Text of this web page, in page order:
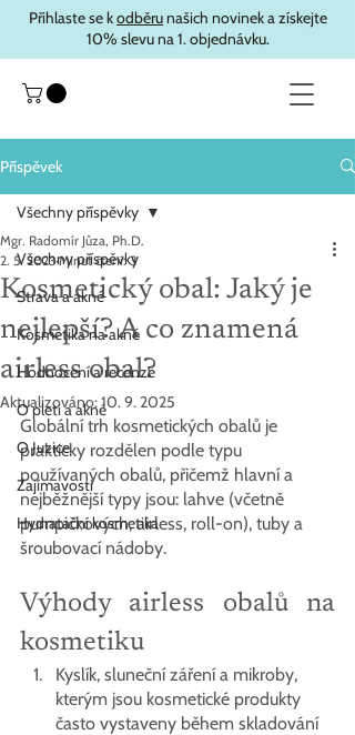
Přihlaste se kodběrunašich novinek a získejte
10% slevu na 1. objednávku.
Příspěvek
Všechny příspěvky
Strava a akné
Kosmetika na akné
Hodnocení a recenze
O pleti a akné
O Juzice
Zajímavosti
Hydratační kosmetika
Všechny příspěvky
Kosmetický obal: Jaký je
nejlepší? A co znamená
airless obal?
Mgr. Radomír Jůza, Ph.D.
2. 5. 2023 Minut čtení: 3
Aktualizováno:10. 9. 2025
Globální trh kosmetických obalů je
prakticky rozdělen podle typu
používaných obalů, přičemž hlavní a
nejběžnější typy jsou: lahve (včetně
pumpičkových, airless, roll-on), tuby a
šroubovací nádoby.
Výhody airless obalů na
kosmetiku
Kyslík, sluneční záření a mikroby,
kterým jsou kosmetické produkty
často vystaveny během skladování